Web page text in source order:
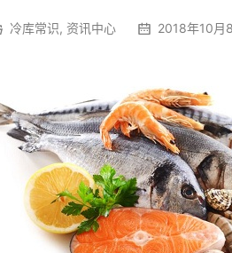
冷库常识, 资讯中心 2018年10月